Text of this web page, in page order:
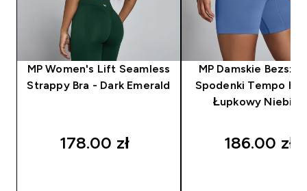
MP Women's Lift Seamless
Strappy Bra - Dark Emerald
178.00 zł‎
MP Damskie
Spodenki Tempo
Łupkowy
186.00 zł‎